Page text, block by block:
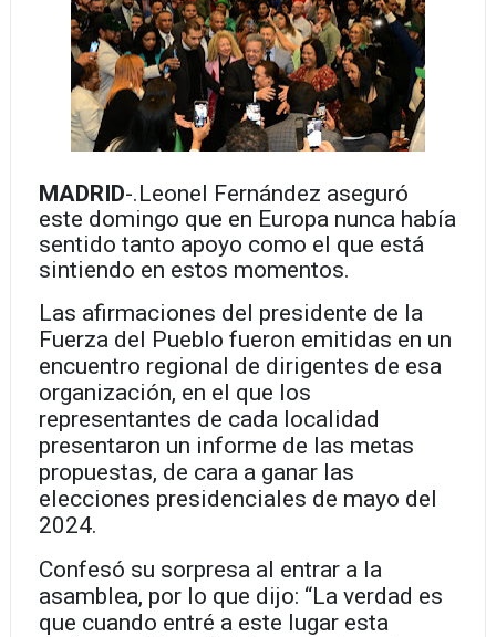
MADRID-.Leonel Fernández aseguró
este domingo que en Europa nunca había
sentido tanto apoyo como el que está
sintiendo en estos momentos.
Las afirmaciones del presidente de la
Fuerza del Pueblo fueron emitidas en un
encuentro regional de dirigentes de esa
organización, en el que los
representantes de cada localidad
presentaron un informe de las metas
propuestas, de cara a ganar las
elecciones presidenciales de mayo del
2024.
Confesó su sorpresa al entrar a la
asamblea, por lo que dijo: “La verdad es
que cuando entré a este lugar esta